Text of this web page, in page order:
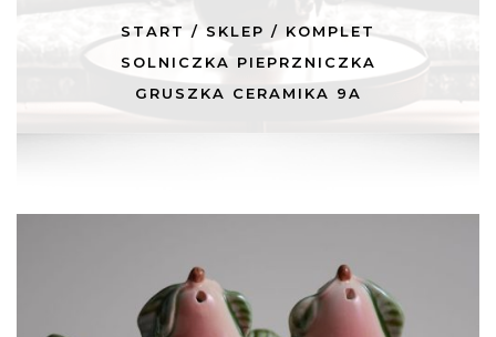
START / SKLEP / KOMPLET
SOLNICZKA PIEPRZNICZKA
GRUSZKA CERAMIKA 9A